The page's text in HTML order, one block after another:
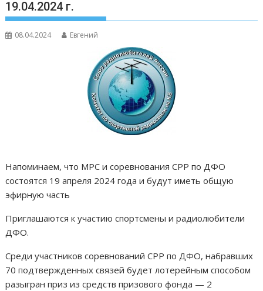
19.04.2024 г.
08.04.2024 Евгений
Напоминаем, что МРС и соревнования СРР по ДФО
состоятся 19 апреля 2024 года и будут иметь общую
эфирную часть
Приглашаются к участию спортсмены и радиолюбители
ДФО.
Среди участников соревнований СРР по ДФО, набравших
70 подтвержденных связей будет лотерейным способом
разыгран приз из средств призового фонда — 2